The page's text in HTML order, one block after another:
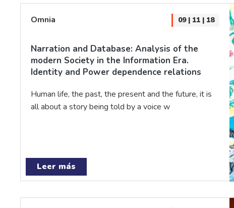
Omnia 09 | 11 | 18
Narration and Database: Analysis of the
modern Society in the Information Era.
Identity and Power dependence relations
Human life, the past, the present and the future, it is
all about a story being told by a voice w
Leer más